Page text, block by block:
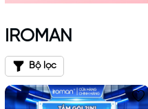
IROMAN
Bộ lọc